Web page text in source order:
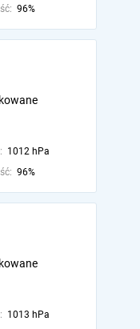
96%
1012 hPa
96%
1013 hPa